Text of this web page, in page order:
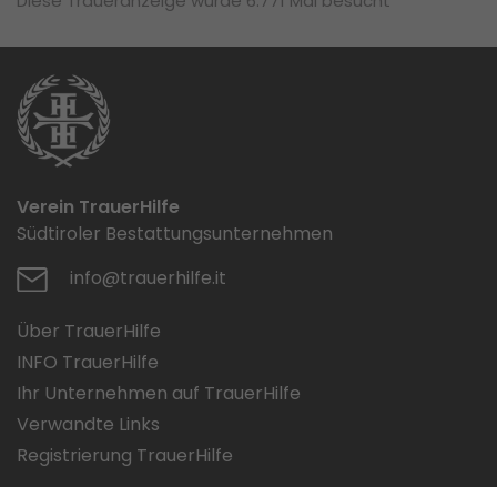
Verein TrauerHilfe
Südtiroler Bestattungsunternehmen
info@trauerhilfe.it
Über TrauerHilfe
INFO TrauerHilfe
Ihr Unternehmen auf TrauerHilfe
Verwandte Links
Registrierung TrauerHilfe